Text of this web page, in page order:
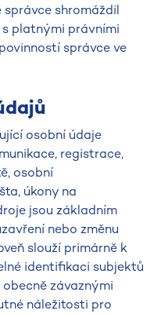
správce shromáždil
platnými právními
správce ve
osobní údaje
registrace,
osobní
úkony na
jsou základním
nebo změnu
slouží primárně k
identifikaci subjektů
závaznými
náležitosti pro